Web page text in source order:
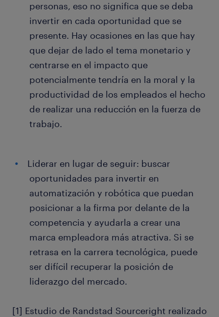
personas, eso no significa que se deba
invertir en cada oportunidad que se
presente. Hay ocasiones en las que hay
que dejar de lado el tema monetario y
centrarse en el impacto que
potencialmente tendría en la moral y la
productividad de los empleados el hecho
de realizar una reducción en la fuerza de
trabajo.
Liderar en lugar de seguir: buscar
oportunidades para invertir en
automatización y robótica que puedan
posicionar a la firma por delante de la
competencia y ayudarla a crear una
marca empleadora más atractiva. Si se
retrasa en la carrera tecnológica, puede
ser difícil recuperar la posición de
liderazgo del mercado.
[1] Estudio de Randstad Sourceright realizado